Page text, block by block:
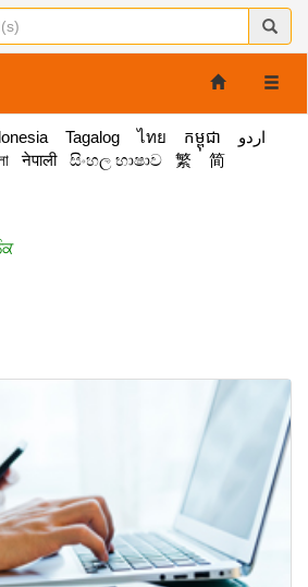
Toggle
Tagalog ไทย កម្ពុជា
اردو
नेपाली සිංහල භාෂාව 繁 简